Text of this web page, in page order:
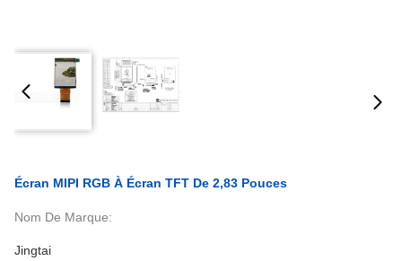
Écran MIPI RGB À Écran TFT De 2,83 Pouces
Nom De Marque:
Jingtai